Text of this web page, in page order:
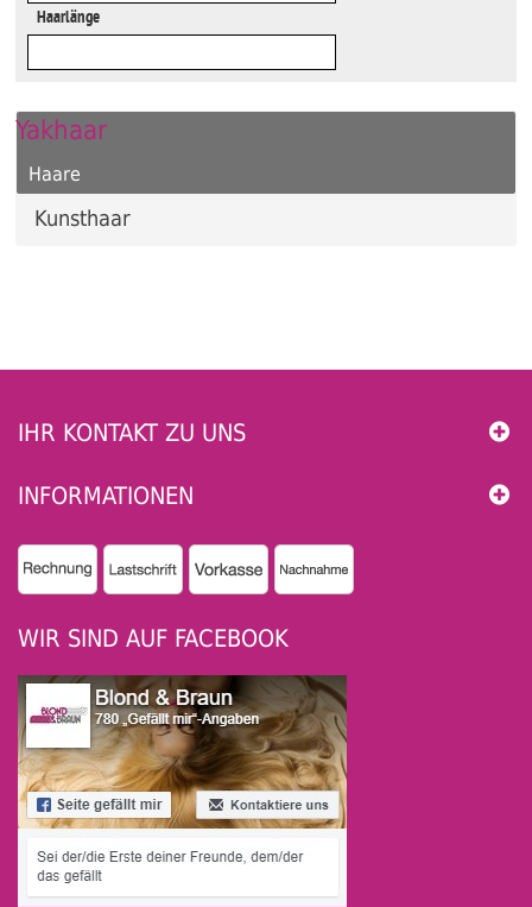
Haarlänge
Yakhaar
Haare
Kunsthaar
IHR KONTAKT ZU UNS
INFORMATIONEN
WIR SIND AUF FACEBOOK